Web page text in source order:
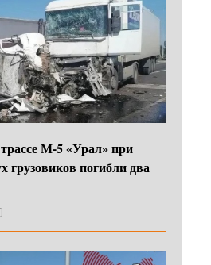
М-5 «Урал» при
грузовиков погибли два